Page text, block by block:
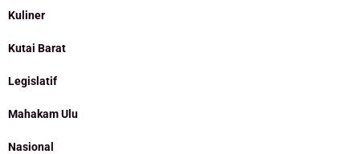
Kuliner
Kutai Barat
Legislatif
Mahakam Ulu
Nasional